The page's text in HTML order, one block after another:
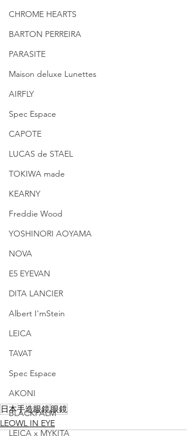
CHROME HEARTS
BARTON PERREIRA
PARASITE
Maison deluxe Lunettes
AIRFLY
Spec Espace
CAPOTE
LUCAS de STAEL
TOKIWA made
KEARNY
Freddie Wood
YOSHINORI AOYAMA
NOVA
E5 EYEVAN
DITA LANCIER
Albert I'mStein
LEICA
TAVAT
Spec Espace
AKONI
BLACKPALM
LEICA x MYKITA
日本手造眼鏡眼鏡
LEOWL IN EYE